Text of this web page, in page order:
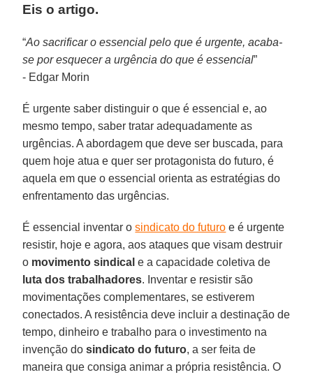
Eis o artigo.
“Ao sacrificar o essencial pelo que é urgente, acaba-
se por esquecer a urgência do que é essencial”
- Edgar Morin
É urgente saber distinguir o que é essencial e, ao
mesmo tempo, saber tratar adequadamente as
urgências. A abordagem que deve ser buscada, para
quem hoje atua e quer ser protagonista do futuro, é
aquela em que o essencial orienta as estratégias do
enfrentamento das urgências.
É essencial inventar osindicato do futuro e é urgente
resistir, hoje e agora, aos ataques que visam destruir
o movimento sindical e a capacidade coletiva de
luta dos trabalhadores. Inventar e resistir são
movimentações complementares, se estiverem
conectados. A resistência deve incluir a destinação de
tempo, dinheiro e trabalho para o investimento na
invenção dosindicato do futuro, a ser feita de
maneira que consiga animar a própria resistência. O